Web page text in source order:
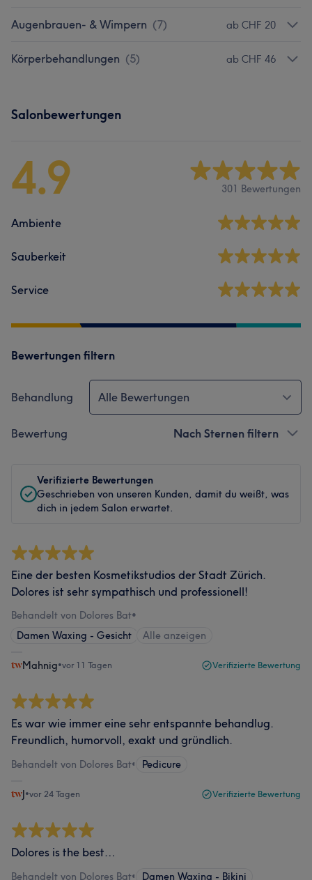
Augenbrauen- & Wimpern (7) ab CHF 20
Körperbehandlungen (5) ab CHF 46
Salonbewertungen
4.9 301 Bewertungen
Ambiente
Sauberkeit
Service
Bewertungen filtern
Behandlung Alle Bewertungen
Bewertung Nach Sternen filtern
Verifizierte Bewertungen
Geschrieben von unseren Kunden, damit du weißt, was
dich in jedem Salon erwartet.
Eine der besten Kosmetikstudios der Stadt Zürich.
Dolores ist sehr sympathisch und professionell!
Behandelt von Dolores Bat•
Damen Waxing - Gesicht
Alle anzeigen
Mahnig•vor 11 Tagen Verifizierte Bewertung
Es war wie immer eine sehr entspannte behandlug.
Freundlich, humorvoll, exakt und gründlich.
Behandelt von Dolores Bat• Pedicure
J•vor 24 Tagen Verifizierte Bewertung
Dolores is the best…
Behandelt von Dolores Bat• Damen Waxing - Bikini